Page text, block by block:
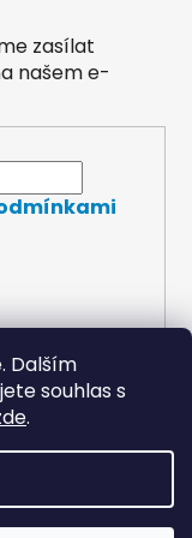
Dalším
souhlas s
.
zasílat
našem e-